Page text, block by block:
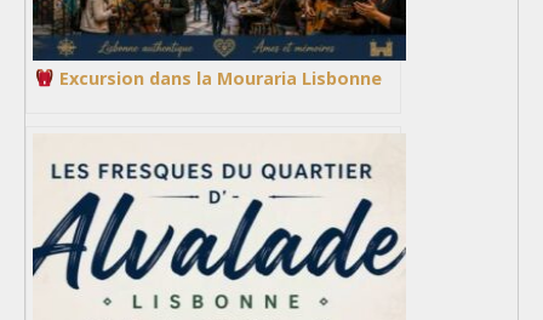
Excursion dans la Mouraria Lisbonne